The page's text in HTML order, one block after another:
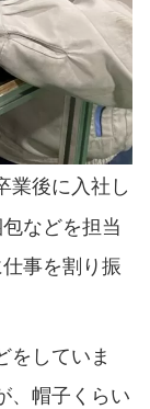
業後に入社し
などを担当
事を割り振
をしていま
、帽子くらい